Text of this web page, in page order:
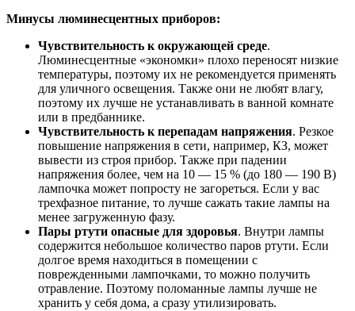
Минусы люминесцентных приборов:
Чувствительность к окружающей среде.
Люминесцентные «экономки» плохо переносят низкие
температуры, поэтому их не рекомендуется применять
для уличного освещения. Также они не любят влагу,
поэтому их лучше не устанавливать в ванной комнате
или в предбаннике.
Чувствительность к перепадам напряжения. Резкое
повышение напряжения в сети, например, КЗ, может
вывести из строя прибор. Также при падении
напряжения более, чем на 10 — 15 % (до 180 — 190 В)
лампочка может попросту не загореться. Если у вас
трехфазное питание, то лучше сажать такие лампы на
менее загруженную фазу.
Пары ртути опасные для здоровья. Внутри лампы
содержится небольшое количество паров ртути. Если
долгое время находиться в помещении с
поврежденными лампочками, то можно получить
отравление. Поэтому поломанные лампы лучше не
хранить у себя дома, а сразу утилизировать.